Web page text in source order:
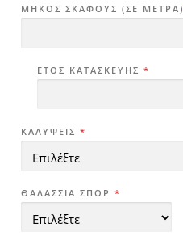
ΜΉΚΟΣ ΣΚΆΦΟΥΣ (ΣΕ ΜΈΤΡΑ)
ΈΤΟΣ ΚΑΤΑΣΚΕΥΉΣ *
ΚΑΛΎΨΕΙΣ *
ΘΑΛΆΣΣΙΑ ΣΠΟΡ *